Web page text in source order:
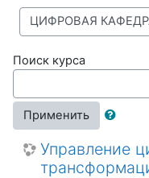
Поиск курса
Применить
Управление